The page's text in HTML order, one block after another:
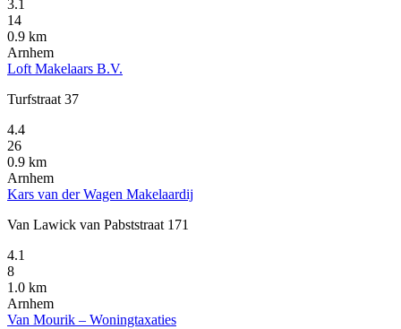
3.1
14
0.9 km
Arnhem
Loft Makelaars B.V.
Turfstraat 37
4.4
26
0.9 km
Arnhem
Kars van der Wagen Makelaardij
Van Lawick van Pabststraat 171
4.1
8
1.0 km
Arnhem
Van Mourik – Woningtaxaties